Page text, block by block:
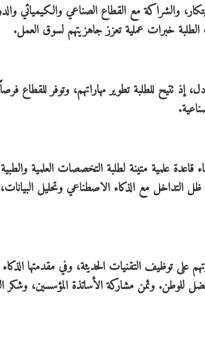
والشراكة مع القطاع الصناعي والكيميائي
خبرات عملية تعزز جاهزيتهم لسوق العمل.
إذ تتيح للطلبة تطوير مهاراتهم، وتوفر للقطاع فرصاً
علمية متينة لطلبة التخصصات العلمية والطبية
ظل التداخل مع الذكاء الاصطناعي وتحليل
على توظيف التقنيات الحديثة، وفي مقدمتها الذكاء
للوطن. وثمن مشاركة الأساتذة المؤسسين، وشكر